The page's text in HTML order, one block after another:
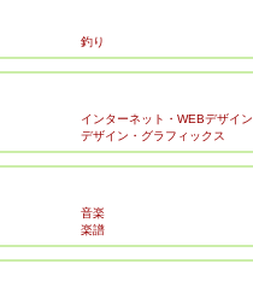
釣り
インターネット・WEBデザイン
デザイン・グラフィックス
音楽
楽譜